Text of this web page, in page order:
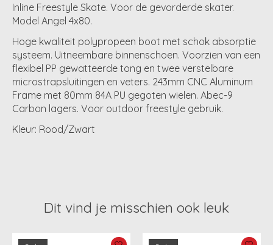
Inline Freestyle Skate. Voor de gevorderde skater.
Model Angel 4x80.
Hoge kwaliteit polypropeen boot met schok absorptie
systeem. Uitneembare binnenschoen. Voorzien van een
flexibel PP gewatteerde tong en twee verstelbare
microstrapsluitingen en veters. 243mm CNC Aluminum
Frame met 80mm 84A PU gegoten wielen. Abec-9
Carbon lagers. Voor outdoor freestyle gebruik.
Kleur: Rood/Zwart
Dit vind je misschien ook leuk
Items van productcarrousel